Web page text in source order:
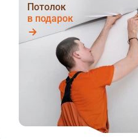
Потолок
в подарок